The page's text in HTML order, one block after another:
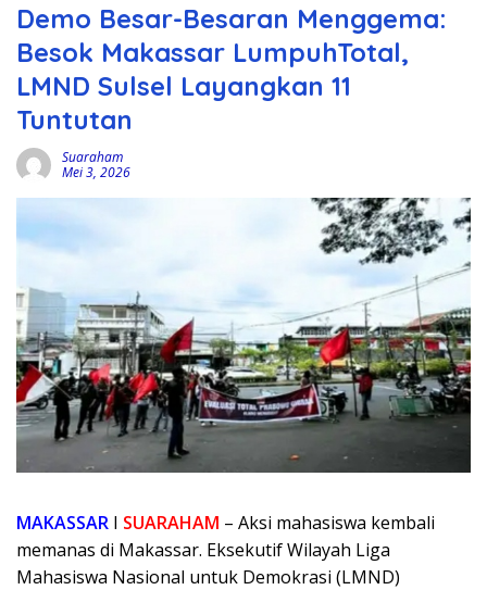
Demo Besar-Besaran Menggema:
Besok Makassar LumpuhTotal,
LMND Sulsel Layangkan 11
Tuntutan
Suaraham
Mei 3, 2026
MAKASSAR I SUARAHAM – Aksi mahasiswa kembali
memanas di Makassar. Eksekutif Wilayah Liga
Mahasiswa Nasional untuk Demokrasi (LMND)